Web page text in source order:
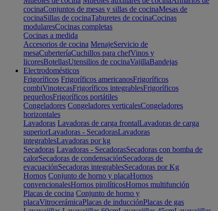
cocinaConjuntos de mesas y sillas de cocinaMesas de
cocinaSillas de cocinaTaburetes de cocinaCocinas
modularesCocinas completas
Cocinas a medida
Accesorios de cocina MenajeServicio de
mesaCuberteríaCuchillos para chefVinos y
licoresBotellasUtensilios de cocinaVajillaBandejas
Electrodomésticos
Frigoríficos Frigoríficos americanosFrigoríficos
combiVinotecasFrigoríficos integrablesFrigoríficos
pequeñosFrigoríficos portátiles
Congeladores Congeladores verticalesCongeladores
horizontales
Lavadoras Lavadoras de carga frontalLavadoras de carga
superiorLavadoras - SecadorasLavadoras
integrablesLavadoras por kg
Secadoras Lavadoras - SecadorasSecadoras con bomba de
calorSecadoras de condensaciónSecadoras de
evacuaciónSecadoras integrablesSecadoras por Kg
Hornos Conjunto de horno y placaHornos
convencionalesHornos pirolíticosHornos multifunción
Placas de cocina Conjunto de horno y
placaVitrocerámicaPlacas de inducciónPlacas de gas